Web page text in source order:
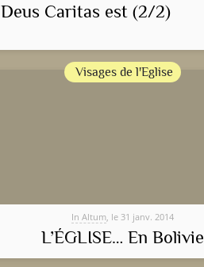
Deus Caritas est (2/2)
Visages de l'Eglise
In Altum, le 31 janv. 2014
L’ÉGLISE… En Bolivie